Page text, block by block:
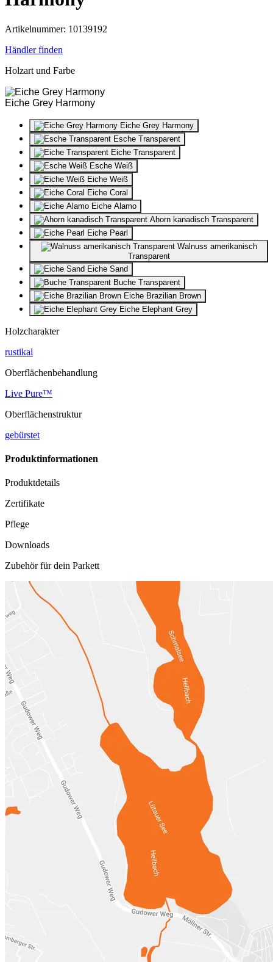
Artikelnummer: 10139192
Händler finden
Holzart und Farbe
Eiche Grey Harmony
Eiche Grey Harmony
Esche Transparent
Eiche Transparent
Esche Weiß
Eiche Weiß
Eiche Coral
Eiche Alamo
Ahorn kanadisch Transparent
Eiche Pearl
Walnuss amerikanisch
Transparent
Eiche Sand
Buche Transparent
Eiche Brazilian Brown
Eiche Elephant Grey
Holzcharakter
rustikal
Oberflächenbehandlung
Live Pure™
Oberflächenstruktur
gebürstet
Produktinformationen
Produktdetails
Zertifikate
Pflege
Downloads
Zubehör für dein Parkett